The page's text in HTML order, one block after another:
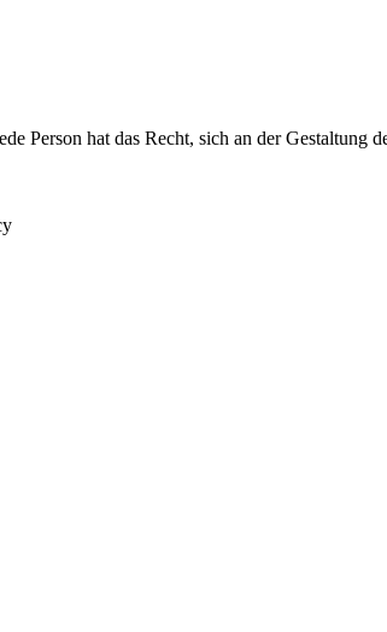
Person hat das Recht, sich an der Gestaltung